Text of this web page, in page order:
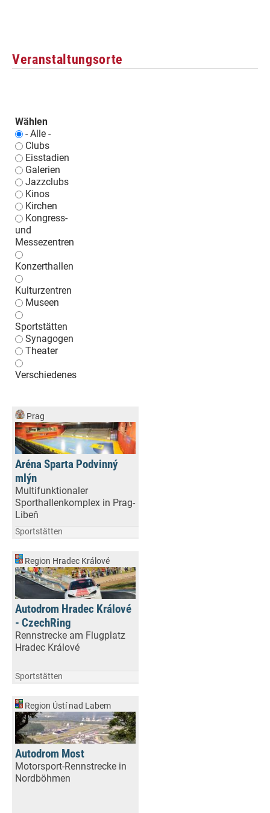
Veranstaltungsorte
Wählen
- Alle -
Clubs
Eisstadien
Galerien
Jazzclubs
Kinos
Kirchen
Kongress-
und
Messezentren
Konzerthallen
Kulturzentren
Museen
Sportstätten
Synagogen
Theater
Verschiedenes
Prag
Aréna Sparta Podvinný
mlýn
Multifunktionaler
Sporthallenkomplex in Prag-
Libeň
Sportstätten
Region Hradec Králové
Autodrom Hradec Králové
- CzechRing
Rennstrecke am Flugplatz
Hradec Králové
Sportstätten
Region Ústí nad Labem
Autodrom Most
Motorsport-Rennstrecke in
Nordböhmen